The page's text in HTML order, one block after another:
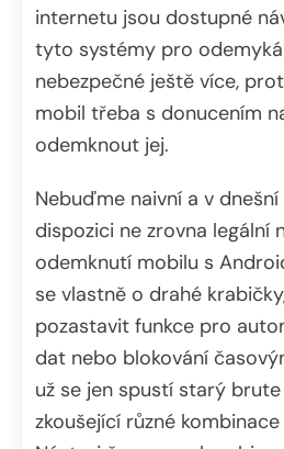
internetu jsou dostupné
tyto systémy pro
nebezpečné ještě více,
mobil třeba s donucením
odemknout jej.
Nebuďme naivní a v
dispozici ne zrovna legální
odemknutí mobilu s
se vlastně o drahé
pozastavit funkce pro
dat nebo blokování
už se jen spustí starý
zkoušející různé kombinace